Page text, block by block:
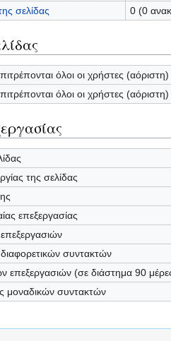
σελίδας
0 (0
όλοι οι χρήστες (αόριστη)
όλοι οι χρήστες (αόριστη)
της σελίδας
επεξεργασίας
συντακτών
επεξεργασιών (σε διάστημα 90
μοναδικών συντακτών